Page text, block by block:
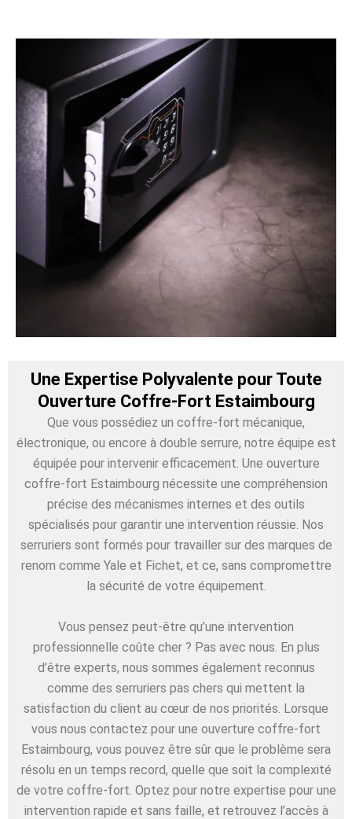
Une Expertise Polyvalente pour Toute
Ouverture Coffre-Fort Estaimbourg
Que vous possédiez un coffre-fort mécanique,
électronique, ou encore à double serrure, notre équipe est
équipée pour intervenir efficacement. Une ouverture
coffre-fort Estaimbourg nécessite une compréhension
précise des mécanismes internes et des outils
spécialisés pour garantir une intervention réussie. Nos
serruriers sont formés pour travailler sur des marques de
renom comme Yale et Fichet, et ce, sans compromettre
la sécurité de votre équipement.
Vous pensez peut-être qu’une intervention
professionnelle coûte cher ? Pas avec nous. En plus
d’être experts, nous sommes également reconnus
comme des serruriers pas chers qui mettent la
satisfaction du client au cœur de nos priorités. Lorsque
vous nous contactez pour une ouverture coffre-fort
Estaimbourg, vous pouvez être sûr que le problème sera
résolu en un temps record, quelle que soit la complexité
de votre coffre-fort. Optez pour notre expertise pour une
intervention rapide et sans faille, et retrouvez l’accès à